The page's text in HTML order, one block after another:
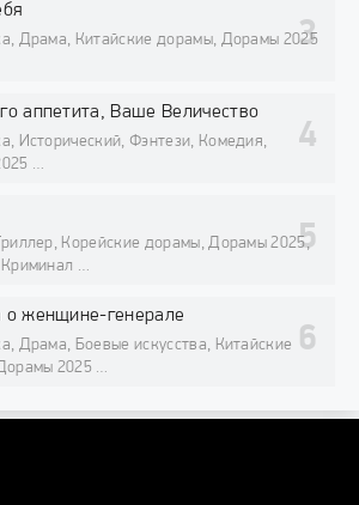
Драма, Китайские дорамы, Дорамы 2025
аппетита, Ваше Величество
Исторический, Фэнтези, Комедия,
Корейские дорамы, Дорамы 2025,
о женщине-генерале
Драма, Боевые искусства, Китайские
2025